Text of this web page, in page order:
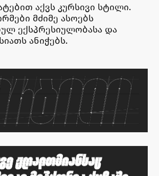
აქვს კურსივი სტილი.
მძიმე ასოებს
ექსპრესიულობასა და
ანიჭებს.